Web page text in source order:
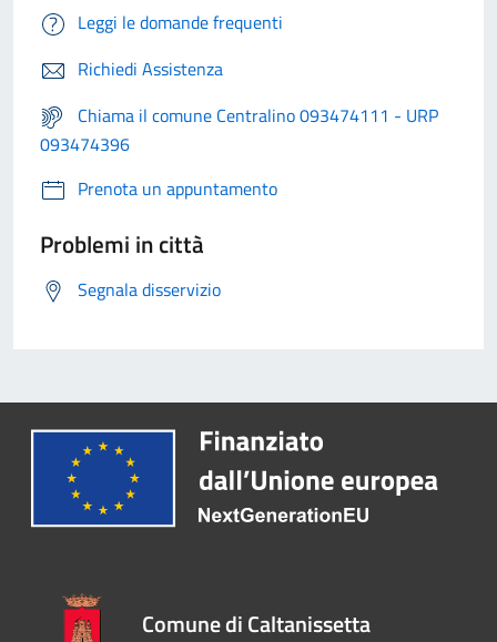
Leggi le domande frequenti
Richiedi Assistenza
Chiama il comune Centralino 093474111 - URP
093474396
Prenota un appuntamento
Problemi in città
Segnala disservizio
Comune di Caltanissetta